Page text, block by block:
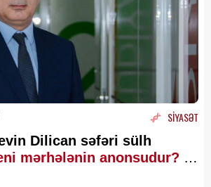
SİYASƏT
Dilican səfəri sülh
mərhələnin anonsudur? —